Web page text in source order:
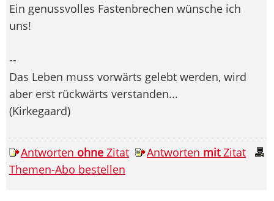
Ein genussvolles Fastenbrechen wünsche ich
uns!
--
Das Leben muss vorwärts gelebt werden, wird
aber erst rückwärts verstanden...
(Kirkegaard)
Antworten ohne Zitat Antworten mitZitat
Themen-Abo bestellen